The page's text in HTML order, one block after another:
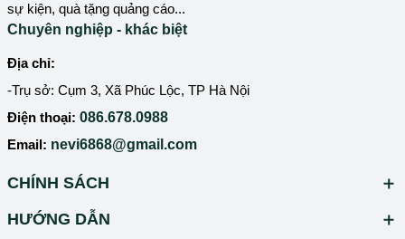
sự kiện, quà tặng quảng cáo...
Chuyên nghiệp - khác biệt
Địa chỉ:
-Trụ sở: Cụm 3, Xã Phúc Lộc, TP Hà Nội
Điện thoại: 086.678.0988
Email: nevi6868@gmail.com
CHÍNH SÁCH
HƯỚNG DẪN